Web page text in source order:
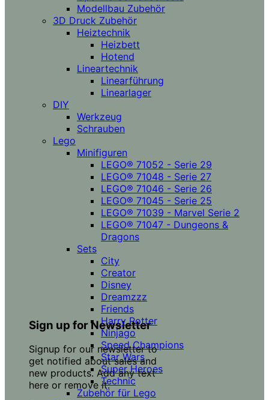
Sign up for Newsletter
Signup for our newsletter to
get notified about sales and
new products. Add any text
here or remove it.
Modellbau Zubehör
3D Druck Zubehör
Heiztechnik
Heizbett
Hotend
Lineartechnik
Linearführung
Linearlager
DIY
Werkzeug
Schrauben
Lego
Minifiguren
LEGO® 71052 - Serie 29
LEGO® 71048 - Serie 27
LEGO® 71046 - Serie 26
LEGO® 71045 - Serie 25
LEGO® 71039 - Marvel Serie 2
LEGO® 71047 - Dungeons &
Dragons
Sets
City
Creator
Disney
Dreamzzz
Friends
Harry Potter
Ninjago
Speed Champions
Star Wars
Super Heroes
Technic
Zubehör für Lego